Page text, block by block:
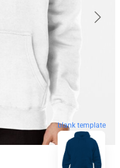
blank template